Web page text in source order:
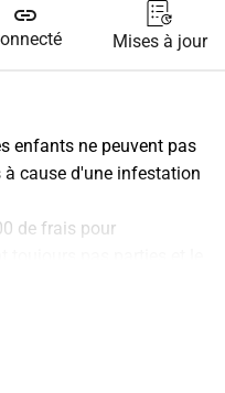
link
Mises à jour
enfants ne peuvent pas
à cause d'une infestation
de frais pour
de deux fils, le